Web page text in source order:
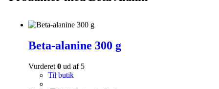
Beta-alanine 300 g
Vurderet 0 ud af 5
Til butik